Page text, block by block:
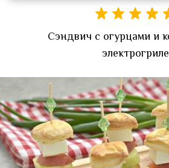
Сэндвич с огурцами и
электрогриле